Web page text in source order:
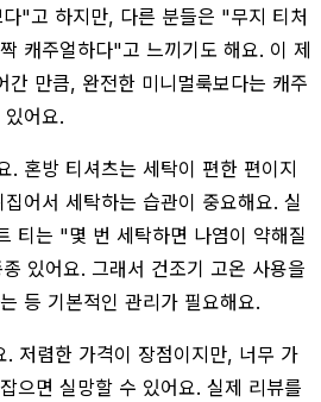
"고 하지만, 다른 분들은 "무지 티처
캐주얼하다"고 느끼기도 해요. 이 제
간 만큼, 완전한 미니멀룩보다는 캐주
어요.
. 혼방 티셔츠는 세탁이 편한 편이지
어서 세탁하는 습관이 중요해요. 실
티는 "몇 번 세탁하면 나염이 약해질
있어요. 그래서 건조기 고온 사용을
등 기본적인 관리가 필요해요.
. 저렴한 가격이 장점이지만, 너무 가
으면 실망할 수 있어요. 실제 리뷰를